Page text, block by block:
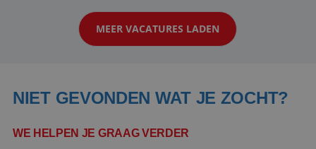
klanten te overtuigen om die droomreis te
boeken! ...
MEER VACATURES LADEN
NIET GEVONDEN WAT JE ZOCHT?
WE HELPEN JE GRAAG VERDER